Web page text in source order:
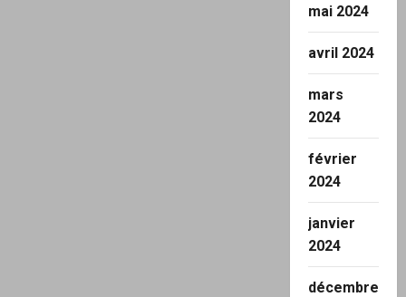
mai 2024
avril 2024
mars
2024
février
2024
janvier
2024
décembre